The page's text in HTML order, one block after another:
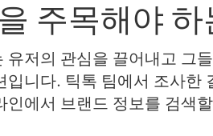
주목해야 하
저의 관심을 끌어내고 그
니다. 틱톡 팀에서 조사한
에서 브랜드 정보를 검색